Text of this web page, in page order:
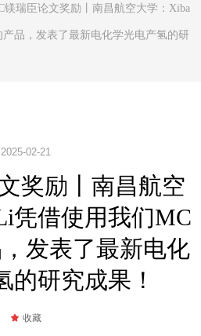
奖励丨南昌航空
凭借使用我们MC
发表了最新电化
的研究成果！
2025-02-21
镁瑞臣论文奖励丨南昌航空大学：Xiba
品，发表了最新电化学光电产氢的研
끄 收藏